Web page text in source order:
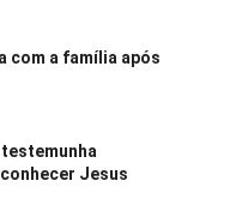
com a família após
Jesus